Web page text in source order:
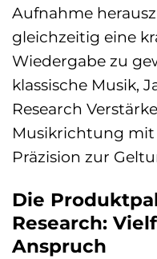
Aufnahme
gleichzeitig eine
Wiedergabe zu
klassische Musik,
Research
Musikrichtung
Präzision zur
Die
Research:
Anspruch